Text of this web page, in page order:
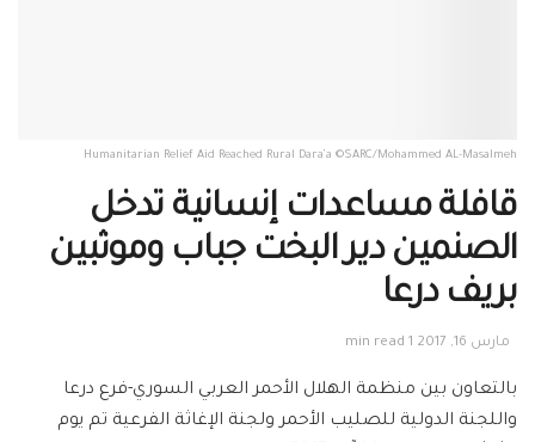
Humanitarian Relief Aid Reached Rural Dara’a ©SARC/Mohammed AL-Masalmeh
قافلة مساعدات إنسانية تدخل
الصنمين دير البخت جباب وموثبين
بريف درعا
مارس 16, 2017 1 min read
بالتعاون بين منظمة الهلال الأحمر العربي السوري-فرع درعا
واللجنة الدولية للصليب الأحمر ولجنة الإغاثة الفرعية تم يوم